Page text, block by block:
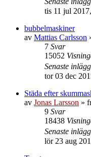
tis 11 jul
bubbelmaskiner
av Mattias Carlsson
7 Svar
15052
Senaste
tor 03 dec
Städa efter
av Jonas Larsson »
9 Svar
18438
Senaste
lör 23 aug